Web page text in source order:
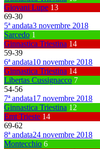
Giovani Lupe 13
69-30
5ª andata3 novembre 2018
Sarcedo 1
Ginnastica Triestina 14
59-39
6ª andata10 novembre 2018
Ginnastica Triestina 14
Libertas Cussignacco 7
54-56
7ª andata17 novembre 2018
Ginnastica Triestina 12
Emt Trieste 14
69-62
8ª andata24 novembre 2018
Montecchio 6